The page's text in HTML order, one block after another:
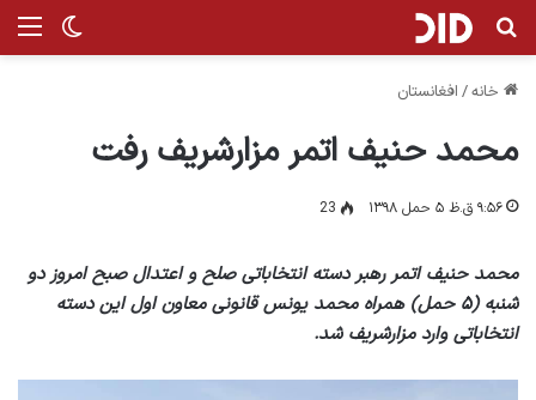
تغییر جستجو برای
خانه/ افغانستان
محمد حنیف اتمر مزارشریف رفت
۹:۵۶ ق.ظ ۵ حمل ۱۳۹۸ 23
محمد حنیف اتمر رهبر دسته انتخاباتی صلح و اعتدال صبح امروز دو
شنبه (۵ حمل) همراه محمد یونس قانونی معاون اول این دسته
انتخاباتی وارد مزارشریف شد.